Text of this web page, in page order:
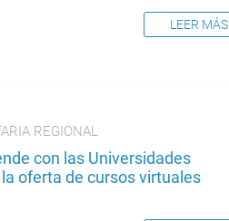
LEER MÁS
REGIONAL
con las Universidades
oferta de cursos virtuales